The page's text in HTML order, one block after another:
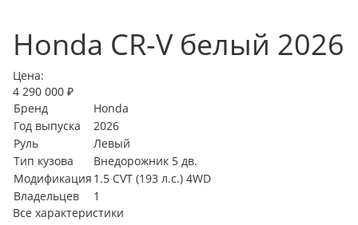
Honda CR-V белый 2026
Цена:
4 290 000 ₽
Бренд
Honda
Год выпуска
2026
Руль
Левый
Тип кузова
Внедорожник 5 дв.
Модификация 1.5 CVT (193 л.с.) 4WD
Владельцев
1
Все характеристики